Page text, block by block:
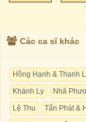
Các ca sĩ khác
Hồng Hạnh & Thanh
Khánh Ly
Nhã
Lệ Thu
Tấn Phát &